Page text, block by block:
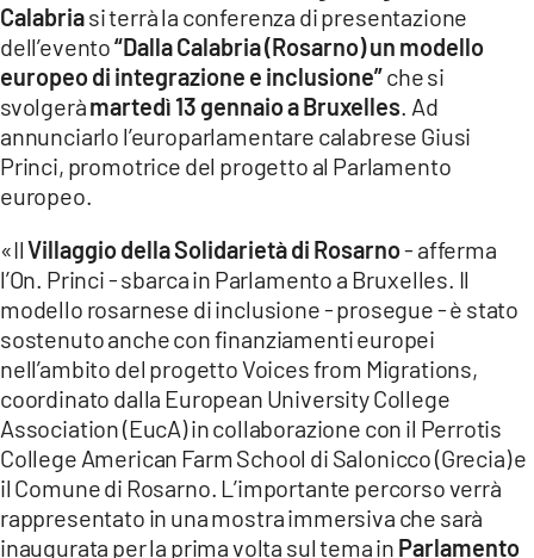
LACTV.IT
LACONAIR.IT
LACITYMAG.IT
ILREGGINO.IT
ILVIBONESE.IT
CATANZAROCHANNEL.IT
LACAPITALENEWS.IT
App
ANDROID
APPLE
Calabriasi terrà la conferenza di presentazione
dell’evento“Dalla Calabria (Rosarno) un modello
europeo di integrazione e inclusione”che si
svolgeràmartedì 13 gennaio a Bruxelles . Ad
annunciarlo l’europarlamentare calabrese Giusi
Princi, promotrice del progetto al Parlamento
europeo.
«IlVillaggio della Solidarietà di Rosarno- afferma
l’On. Princi - sbarca in Parlamento a Bruxelles. Il
modello rosarnese di inclusione - prosegue - è stato
sostenuto anche con finanziamenti europei
nell’ambito del progetto Voices from Migrations,
coordinato dalla European University College
Association (EucA) in collaborazione con il Perrotis
College American Farm School di Salonicco (Grecia) e
il Comune di Rosarno. L’importante percorso verrà
rappresentato in una mostra immersiva che sarà
inaugurata per la prima volta sul tema in Parlamento